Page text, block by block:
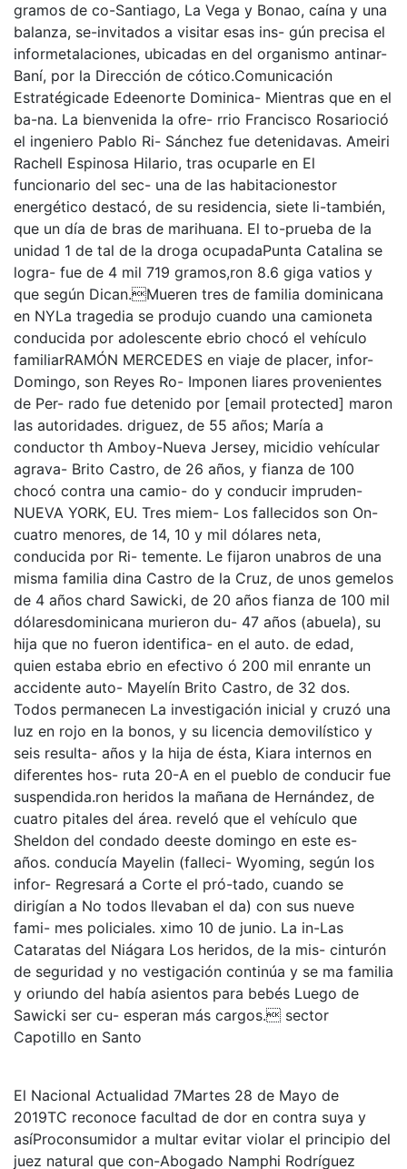
gramos de co-Santiago, La Vega y Bonao, caína y una
balanza, se-invitados a visitar esas ins- gún precisa el
informetalaciones, ubicadas en del organismo antinar-
Baní, por la Dirección de cótico.Comunicación
Estratégicade Edeenorte Dominica- Mientras que en el
ba-na. La bienvenida la ofre- rrio Francisco Rosarioció
el ingeniero Pablo Ri- Sánchez fue detenidavas. Ameiri
Rachell Espinosa Hilario, tras ocuparle en El
funcionario del sec- una de las habitacionestor
energético destacó, de su residencia, siete li-también,
que un día de bras de marihuana. El to-prueba de la
unidad 1 de tal de la droga ocupadaPunta Catalina se
logra- fue de 4 mil 719 gramos,ron 8.6 giga vatios y
que según Dican.Mueren tres de familia dominicana
en NYLa tragedia se produjo cuando una camioneta
conducida por adolescente ebrio chocó el vehículo
familiarRAMÓN MERCEDES en viaje de placer, infor-
Domingo, son Reyes Ro- Imponen liares provenientes
de Per- rado fue detenido por [email protected] maron
las autoridades. driguez, de 55 años; María a
conductor th Amboy-Nueva Jersey, micidio vehícular
agrava- Brito Castro, de 26 años, y fianza de 100
chocó contra una camio- do y conducir impruden-
NUEVA YORK, EU. Tres miem- Los fallecidos son On-
cuatro menores, de 14, 10 y mil dólares neta,
conducida por Ri- temente. Le fijaron unabros de una
misma familia dina Castro de la Cruz, de unos gemelos
de 4 años chard Sawicki, de 20 años fianza de 100 mil
dólaresdominicana murieron du- 47 años (abuela), su
hija que no fueron identifica- en el auto. de edad,
quien estaba ebrio en efectivo ó 200 mil enrante un
accidente auto- Mayelín Brito Castro, de 32 dos.
Todos permanecen La investigación inicial y cruzó una
luz en rojo en la bonos, y su licencia demovilístico y
seis resulta- años y la hija de ésta, Kiara internos en
diferentes hos- ruta 20-A en el pueblo de conducir fue
suspendida.ron heridos la mañana de Hernández, de
cuatro pitales del área. reveló que el vehículo que
Sheldon del condado deeste domingo en este es-
años. conducía Mayelin (falleci- Wyoming, según los
infor- Regresará a Corte el pró-tado, cuando se
dirigían a No todos llevaban el da) con sus nueve
fami- mes policiales. ximo 10 de junio. La in-Las
Cataratas del Niágara Los heridos, de la mis- cinturón
de seguridad y no vestigación continúa y se ma familia
y oriundo del había asientos para bebés Luego de
Sawicki ser cu- esperan más cargos. sector
Capotillo en Santo
El Nacional Actualidad 7Martes 28 de Mayo de
2019TC reconoce facultad de dor en contra suya y
asíProconsumidor a multar evitar violar el principio del
juez natural que con-Abogado Namphi Rodríguez